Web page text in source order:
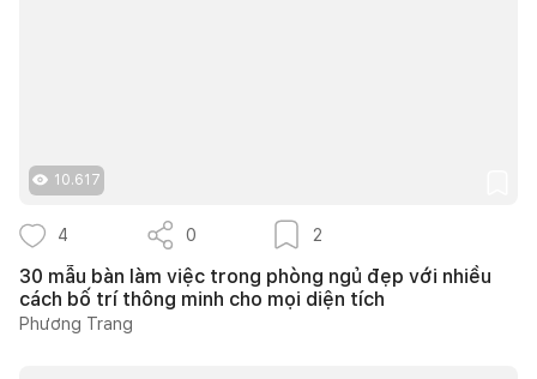
10.617
4 0 2
30 mẫu bàn làm việc trong phòng ngủ đẹp với nhiều
cách bố trí thông minh cho mọi diện tích
Phương Trang